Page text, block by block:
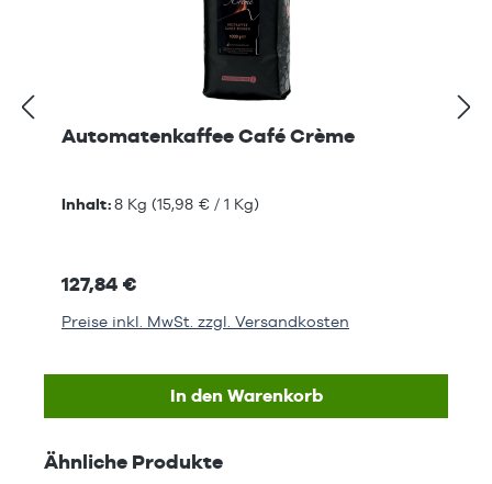
Automatenkaffee Café Crème
Inhalt:8 Kg (15,98 € / 1 Kg)
127,84 €
Preise inkl. MwSt. zzgl. Versandkosten
In den Warenkorb
Produktgalerie überspringen
Ähnliche Produkte